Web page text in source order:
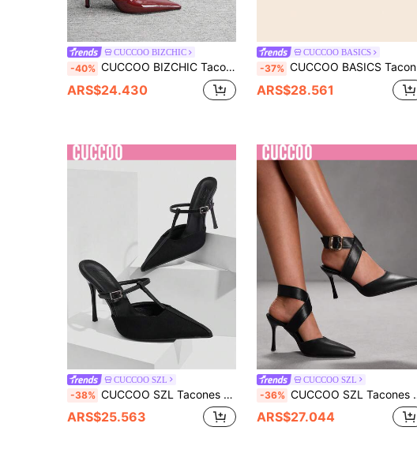
CUCCOO BIZCHIC
-40% CUCCOO BIZCHIC Tacones altos con punta afilada y correa de tobillo, color borgoña, minimalistas y versátiles para el trabajo y el uso casual
ARS$24.430
CUCCOO BASICS
-37% CUCCOO BASICS Tacones altos de moda versátiles de uso diario con diseño de hebilla y punta afilada para mujer
ARS$28.561
CUCCOO SZL
-38% CUCCOO SZL Tacones altos de punta con correa al tobillo, casuales, de moda y sencillos para mujer, verano
ARS$25.563
CUCCOO SZL
-36% CUCCOO SZL Tacones altos de mujer con diseño de hebilla y punta afilada, versátiles para uso diario
ARS$27.044